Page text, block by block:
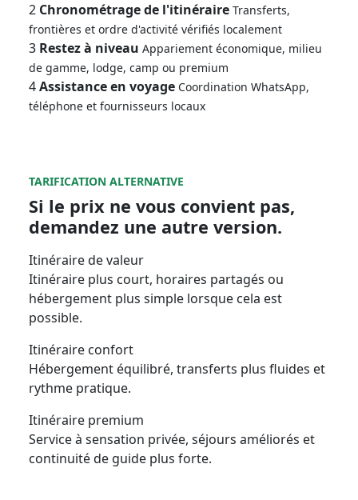
2 Chronométrage de l'itinéraire Transferts,
frontières et ordre d'activité vérifiés localement
3 Restez à niveau Appariement économique, milieu
de gamme, lodge, camp ou premium
4Assistance en voyage Coordination WhatsApp,
téléphone et fournisseurs locaux
TARIFICATION ALTERNATIVE
Si le prix ne vous convient pas,
demandez une autre version.
Itinéraire de valeur
Itinéraire plus court, horaires partagés ou
hébergement plus simple lorsque cela est
possible.
Itinéraire confort
Hébergement équilibré, transferts plus fluides et
rythme pratique.
Itinéraire premium
Service à sensation privée, séjours améliorés et
continuité de guide plus forte.